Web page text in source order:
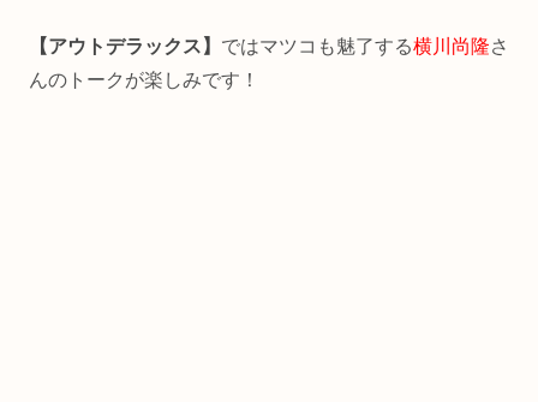
【アウトデラックス】 ではマツコも魅了する横川尚隆さ
んのトークが楽しみです！